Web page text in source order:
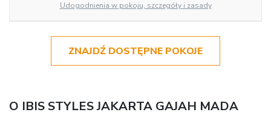
Udogodnienia w pokoju, szczegóły i zasady
ZNAJDŹ DOSTĘPNE POKOJE
O IBIS STYLES JAKARTA GAJAH MADA